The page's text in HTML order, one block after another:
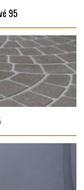
95